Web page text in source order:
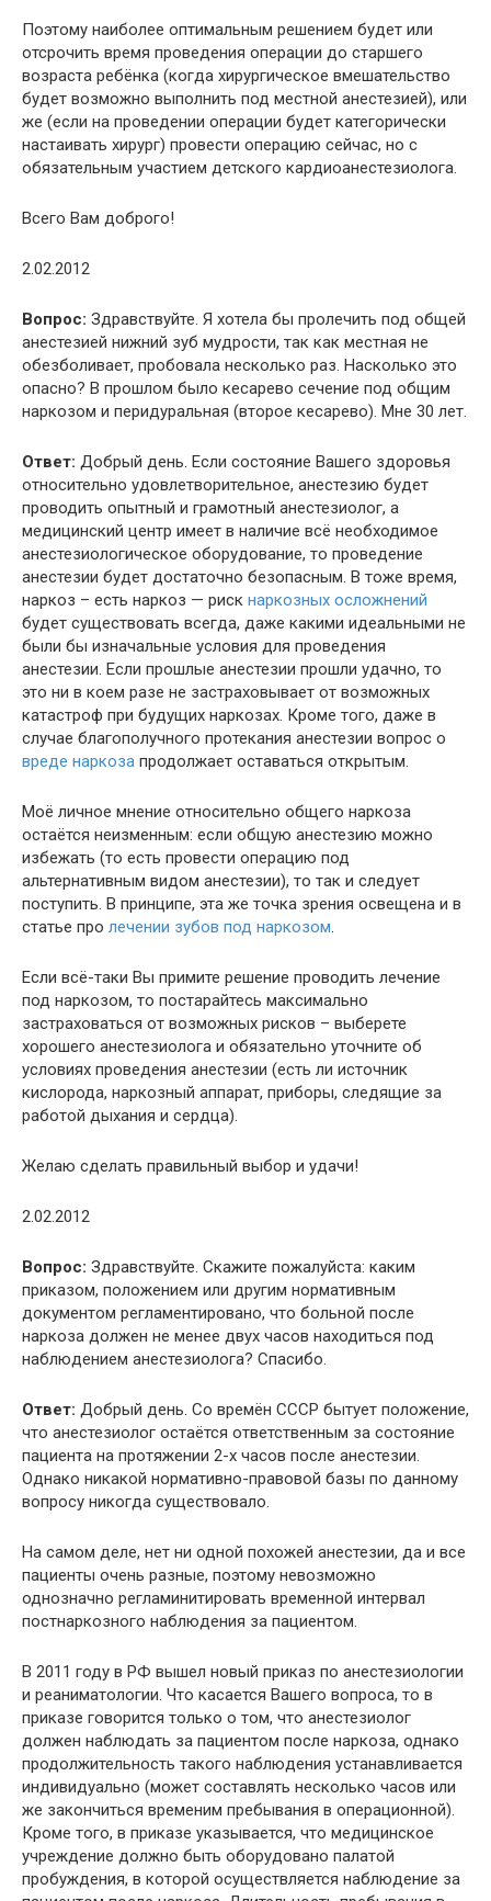
Поэтому наиболее оптимальным решением будет или
отсрочить время проведения операции до старшего
возраста ребёнка (когда хирургическое вмешательство
будет возможно выполнить под местной анестезией), или
же (если на проведении операции будет категорически
настаивать хирург) провести операцию сейчас, но с
обязательным участием детского кардиоанестезиолога.
Всего Вам доброго!
2.02.2012
Вопрос: Здравствуйте. Я хотела бы пролечить под общей
анестезией нижний зуб мудрости, так как местная не
обезболивает, пробовала несколько раз. Насколько это
опасно? В прошлом было кесарево сечение под общим
наркозом и перидуральная (второе кесарево). Мне 30 лет.
Ответ: Добрый день. Если состояние Вашего здоровья
относительно удовлетворительное, анестезию будет
проводить опытный и грамотный анестезиолог, а
медицинский центр имеет в наличие всё необходимое
анестезиологическое оборудование, то проведение
анестезии будет достаточно безопасным. В тоже время,
наркоз – есть наркоз — риск наркозных осложнений
будет существовать всегда, даже какими идеальными не
были бы изначальные условия для проведения
анестезии. Если прошлые анестезии прошли удачно, то
это ни в коем разе не застраховывает от возможных
катастроф при будущих наркозах. Кроме того, даже в
случае благополучного протекания анестезии вопрос о
вреде наркоза продолжает оставаться открытым.
Моё личное мнение относительно общего наркоза
остаётся неизменным: если общую анестезию можно
избежать (то есть провести операцию под
альтернативным видом анестезии), то так и следует
поступить. В принципе, эта же точка зрения освещена и в
статье про лечении зубов под наркозом.
Если всё-таки Вы примите решение проводить лечение
под наркозом, то постарайтесь максимально
застраховаться от возможных рисков – выберете
хорошего анестезиолога и обязательно уточните об
условиях проведения анестезии (есть ли источник
кислорода, наркозный аппарат, приборы, следящие за
работой дыхания и сердца).
Желаю сделать правильный выбор и удачи!
2.02.2012
Вопрос: Здравствуйте. Скажите пожалуйста: каким
приказом, положением или другим нормативным
документом регламентировано, что больной после
наркоза должен не менее двух часов находиться под
наблюдением анестезиолога? Спасибо.
Ответ: Добрый день. Со времён СССР бытует положение,
что анестезиолог остаётся ответственным за состояние
пациента на протяжении 2-х часов после анестезии.
Однако никакой нормативно-правовой базы по данному
вопросу никогда существовало.
На самом деле, нет ни одной похожей анестезии, да и все
пациенты очень разные, поэтому невозможно
однозначно регламинитировать временной интервал
постнаркозного наблюдения за пациентом.
В 2011 году в РФ вышел новый приказ по анестезиологии
и реаниматологии. Что касается Вашего вопроса, то в
приказе говорится только о том, что анестезиолог
должен наблюдать за пациентом после наркоза, однако
продолжительность такого наблюдения устанавливается
индивидуально (может составлять несколько часов или
же закончиться временим пребывания в операционной).
Кроме того, в приказе указывается, что медицинское
учреждение должно быть оборудовано палатой
пробуждения, в которой осуществляется наблюдение за